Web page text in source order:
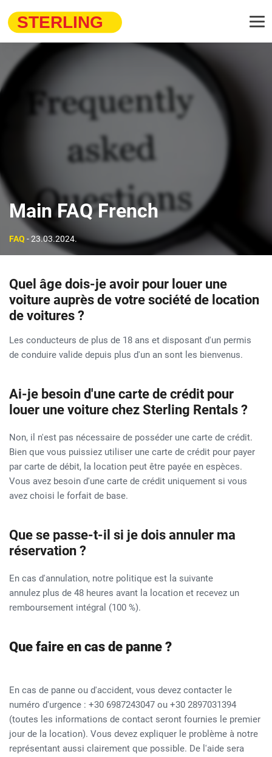
Main FAQ French
FAQ - 23.03.2024.
Quel âge dois-je avoir pour louer une
voiture auprès de votre société de location
de voitures ?
Les conducteurs de plus de 18 ans et disposant d'un permis
de conduire valide depuis plus d'un an sont les bienvenus.
Ai-je besoin d'une carte de crédit pour
louer une voiture chez Sterling Rentals ?
Non, il n'est pas nécessaire de posséder une carte de crédit.
Bien que vous puissiez utiliser une carte de crédit pour payer
par carte de débit, la location peut être payée en espèces.
Vous avez besoin d'une carte de crédit uniquement si vous
avez choisi le forfait de base.
Que se passe-t-il si je dois annuler ma
réservation ?
En cas d'annulation, notre politique est la suivante
annulez plus de 48 heures avant la location et recevez un
remboursement intégral (100 %).
Que faire en cas de panne ?
En cas de panne ou d'accident, vous devez contacter le
numéro d'urgence : +30 6987243047 ou +30 2897031394
(toutes les informations de contact seront fournies le premier
jour de la location). Vous devez expliquer le problème à notre
représentant aussi clairement que possible. De l'aide sera